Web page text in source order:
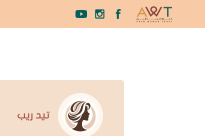
تيد ريب